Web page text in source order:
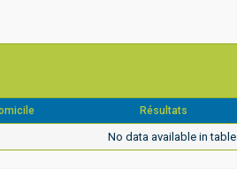
Résultats
No data available in table